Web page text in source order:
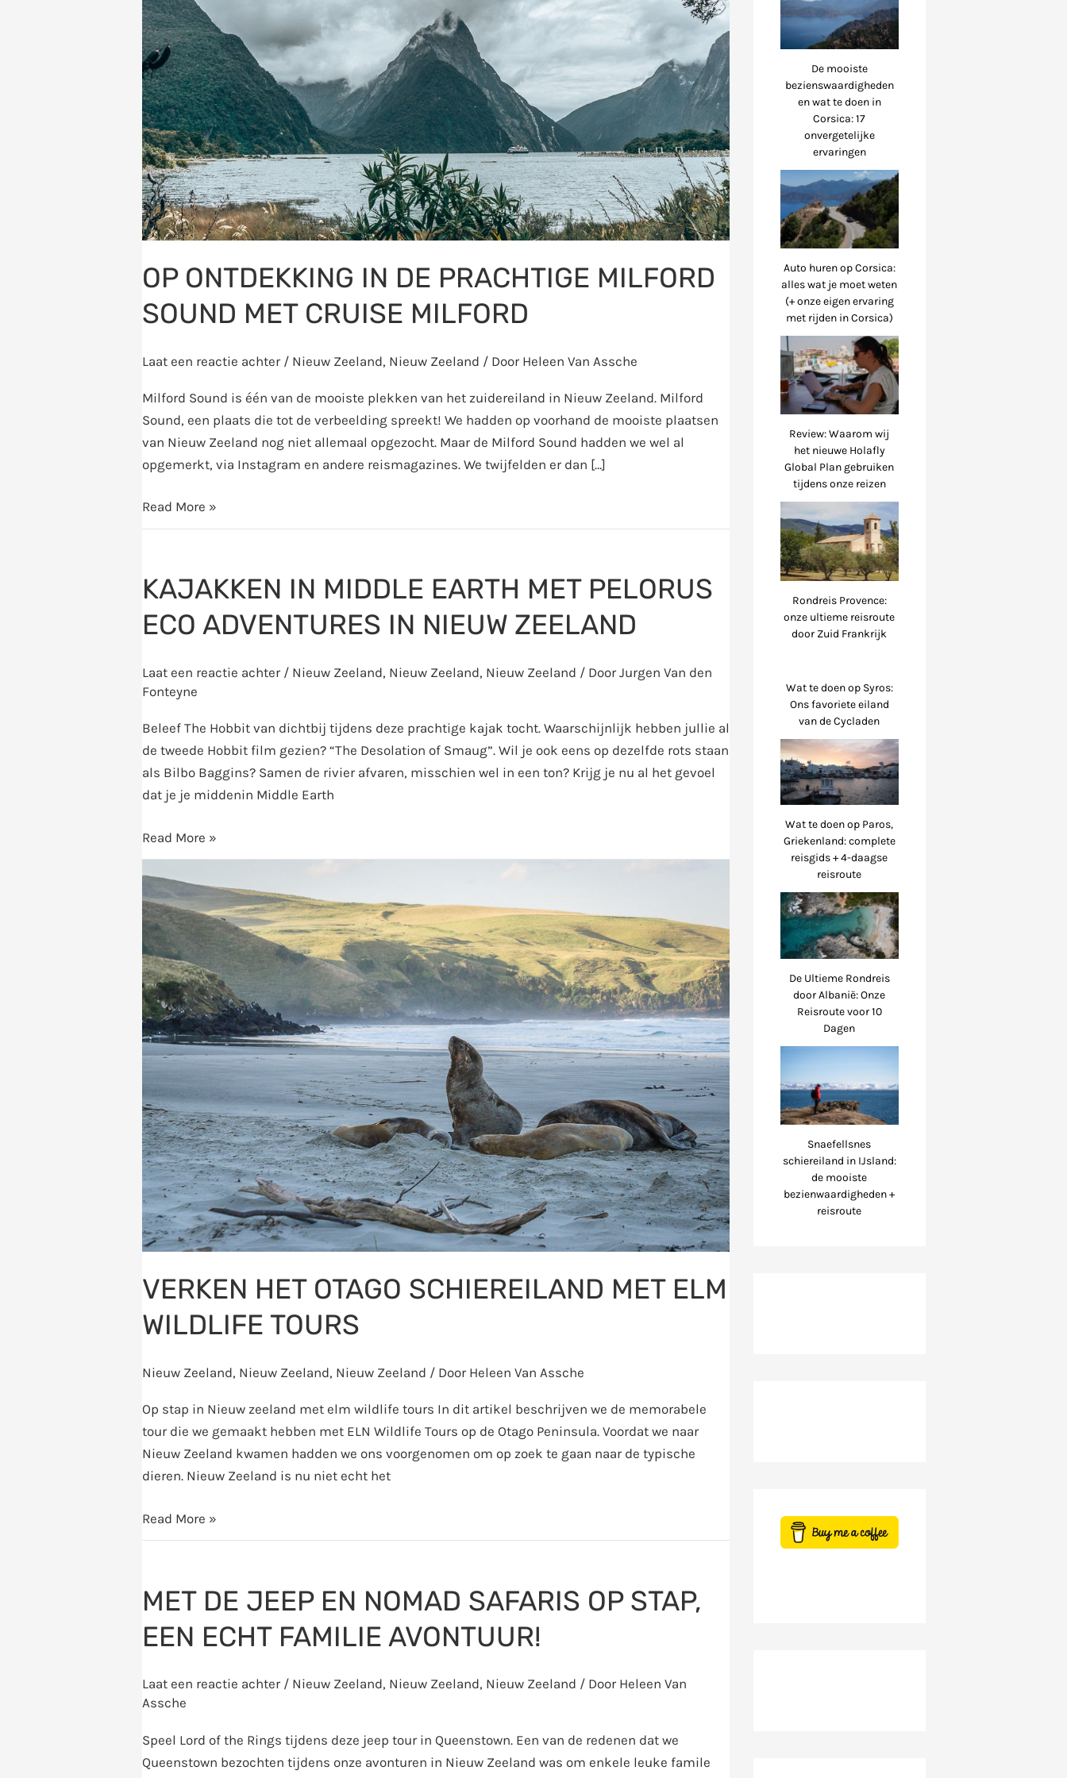
OP ONTDEKKING IN DE PRACHTIGE MILFORD
SOUND MET CRUISE MILFORD
Laat een reactie achter / Nieuw Zeeland, Nieuw Zeeland / Door Heleen Van Assche
Milford Sound is één van de mooiste plekken van het zuidereiland in Nieuw Zeeland. Milford
Sound, een plaats die tot de verbeelding spreekt! We hadden op voorhand de mooiste plaatsen
van Nieuw Zeeland nog niet allemaal opgezocht. Maar de Milford Sound hadden we wel al
opgemerkt, via Instagram en andere reismagazines. We twijfelden er dan […]
met
Cruise
Milford
Read More »
KAJAKKEN IN MIDDLE EARTH MET PELORUS
ECO ADVENTURES IN NIEUW ZEELAND
Laat een reactie achter / Nieuw Zeeland, Nieuw Zeeland, Nieuw Zeeland / Door Jurgen Van den
Fonteyne
Beleef The Hobbit van dichtbij tijdens deze prachtige kajak tocht. Waarschijnlijk hebben jullie al
de tweede Hobbit film gezien? “The Desolation of Smaug”. Wil je ook eens op dezelfde rots staan
als Bilbo Baggins? Samen de rivier afvaren, misschien wel in een ton? Krijg je nu al het gevoel
dat je je middenin Middle Earth
Middle
met
Eco
Adventures
Read More »
VERKEN HET OTAGO SCHIEREILAND MET ELM
WILDLIFE TOURS
Nieuw Zeeland, Nieuw Zeeland, Nieuw Zeeland / Door Heleen Van Assche
Op stap in Nieuw zeeland met elm wildlife tours In dit artikel beschrijven we de memorabele
tour die we gemaakt hebben met ELN Wildlife Tours op de Otago Peninsula. Voordat we naar
Nieuw Zeeland kwamen hadden we ons voorgenomen om op zoek te gaan naar de typische
dieren. Nieuw Zeeland is nu niet echt het
Otago
schiereiland
met
ELM
Wildlife
Tours
Read More »
MET DE JEEP EN NOMAD SAFARIS OP STAP,
EEN ECHT FAMILIE AVONTUUR!
Laat een reactie achter / Nieuw Zeeland, Nieuw Zeeland, Nieuw Zeeland / Door Heleen Van
Assche
Speel Lord of the Rings tijdens deze jeep tour in Queenstown. Een van de redenen dat we
Queenstown bezochten tijdens onze avonturen in Nieuw Zeeland was om enkele leuke famile
jeep
Nomad
op
stap,
echt
familie
De mooiste
bezienswaardigheden
en wat te doen in
Corsica: 17
onvergetelijke
ervaringen
Auto huren op Corsica:
alles wat je moet weten
(+ onze eigen ervaring
met rijden in Corsica)
Review: Waarom wij
het nieuwe Holafly
Global Plan gebruiken
tijdens onze reizen
Rondreis Provence:
onze ultieme reisroute
door Zuid Frankrijk
Wat te doen op Syros:
Ons favoriete eiland
van de Cycladen
Wat te doen op Paros,
Griekenland: complete
reisgids + 4-daagse
reisroute
De Ultieme Rondreis
door Albanië: Onze
Reisroute voor 10
Dagen
Snaefellsnes
schiereiland in IJsland:
de mooiste
bezienwaardigheden +
reisroute